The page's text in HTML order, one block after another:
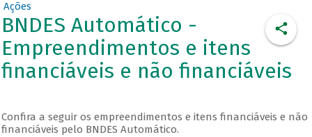
Ações
BNDES Automático -
Empreendimentos e itens
financiáveis e não financiáveis
Confira a seguir os empreendimentos e itens financiáveis e não
financiáveis pelo BNDES Automático.